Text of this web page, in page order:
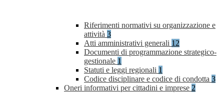
Riferimenti normativi su organizzazione e
attività 3
Atti amministrativi generali 12
Documenti di programmazione strategico-
gestionale 1
Statuti e leggi regionali 1
Codice disciplinare e codice di condotta 3
Oneri informativi per cittadini e imprese 2